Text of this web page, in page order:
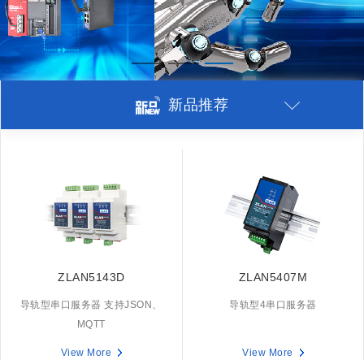
新品推荐
ZLAN5143D
导轨型串口服务器 支持JSON、
MQTT
View More
ZLAN5407M
导轨型4串口服务器
View More